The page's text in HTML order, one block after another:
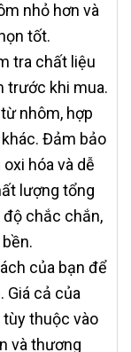
nhỏ hơn và
tốt.
tra chất liệu
trước khi mua.
nhôm, hợp
Đảm bảo
hóa và dễ
lượng tổng
độ chắc chắn,
của bạn để
Giá cả của
thuộc vào
và thương